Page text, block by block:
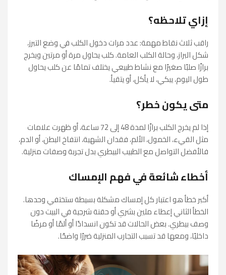
إزاي تلاحظه؟
راقب ثلاث نقاط مهمة: عدد مرات دخول الكلب في وضع التبرز،
شكل البراز، وحالة الكلب العامة. كلب يحاول مرة أو مرتين ويخرج
برازًا صلبًا صغيرًا مع نشاط طبيعي يختلف تمامًا عن كلب يحاول
طول اليوم، يبكي، لا يأكل، أو يتقيأ.
متى يكون خطر؟
إذا لم يخرج الكلب برازًا لمدة 48 إلى 72 ساعة، أو ظهرت علامات
مثل القيء، الخمول، الألم، فقدان الشهية، انتفاخ البطن، أو الدم،
فالأفضل التواصل مع الطبيب البيطري بدل تجربة وصفات منزلية.
أخطاء شائعة في فهم الإمساك
أكبر خطأ هو اعتبار كل إمساك مشكلة بسيطة ستختفي وحدها.
الخطأ الثاني إعطاء ملين بشري أو حقنة شرجية في البيت دون
وصف بيطري. بعض الحالات قد تكون انسدادًا أو ألمًا أو مرضًا
داخليًا، ومعها قد تسبب التجارب المنزلية ضررًا واضحًا.